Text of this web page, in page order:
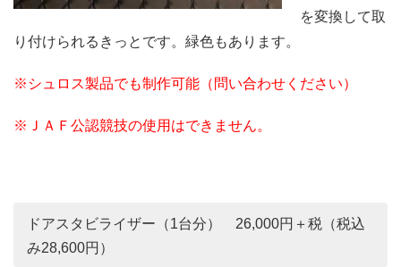
を変換して取
り付けられるきっとです。緑色もあります。
※シュロス製品でも制作可能（問い合わせください）
※ＪＡＦ公認競技の使用はできません。
ドアスタビライザー（1台分） 26,000円＋税（税込
み28,600円）